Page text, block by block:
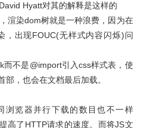
Hyatt对其的解释是这样的
染dom树就是一种浪费，因为在
，出现FOUC(无样式内容闪烁)问
不是@import引入css样式表，使
部，也会在文档最后加载。
览器并行下载的数目也不一样
高了HTTP请求的速度。而将JS文